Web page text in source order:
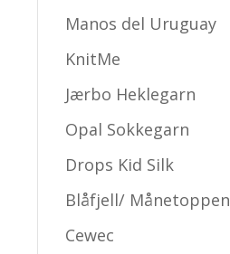
Manos del Uruguay
KnitMe
Jærbo Heklegarn
Opal Sokkegarn
Drops Kid Silk
Blåfjell/ Månetoppen
Cewec